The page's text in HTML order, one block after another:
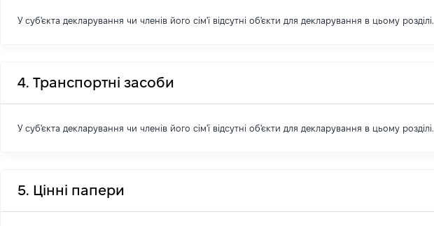
У суб'єкта декларування чи членів його сім'ї відсутні об'єкти для декларування в цьому розділі.
4. Транспортні засоби
У суб'єкта декларування чи членів його сім'ї відсутні об'єкти для декларування в цьому розділі.
5. Цінні папери